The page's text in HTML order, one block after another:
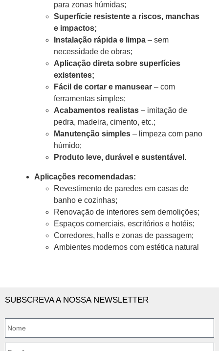
para zonas húmidas;
Superfície resistente a riscos, manchas
e impactos;
Instalação rápida e limpa – sem
necessidade de obras;
Aplicação direta sobre superfícies
existentes;
Fácil de cortar e manusear – com
ferramentas simples;
Acabamentos realistas – imitação de
pedra, madeira, cimento, etc.;
Manutenção simples – limpeza com pano
húmido;
Produto leve, durável e sustentável.
Aplicações recomendadas:
Revestimento de paredes em casas de
banho e cozinhas;
Renovação de interiores sem demolições;
Espaços comerciais, escritórios e hotéis;
Corredores, halls e zonas de passagem;
Ambientes modernos com estética natural
SUBSCREVA A NOSSA NEWSLETTER